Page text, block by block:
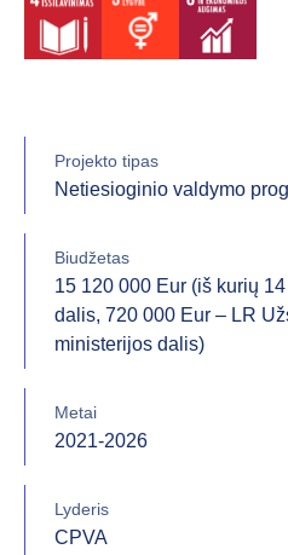
Projekto tipas
Netiesioginio valdymo
Biudžetas
15 120 000 Eur (iš kurių
dalis, 720 000 Eur – LR
ministerijos dalis)
Metai
2021-2026
Lyderis
CPVA